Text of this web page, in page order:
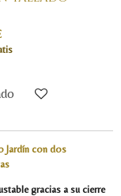
Jardín con dos
gracias a su cierre